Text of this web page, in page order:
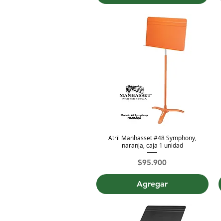
Vista rápida
Atril Manhasset #48 Symphony,
naranja, caja 1 unidad
Precio
$95.900
Agregar